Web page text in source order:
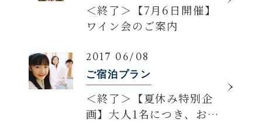
＜終了＞【7月6日開催】
ワイン会のご案内
2017 06/08
ご宿泊プラン
＜終了＞【夏休み特別企
画】大人1名につき、お子